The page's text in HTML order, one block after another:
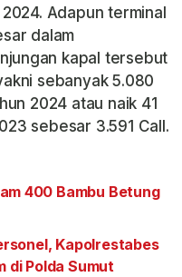
Adapun terminal
dalam
kapal tersebut
sebanyak 5.080
2024 atau naik 41
sebesar 3.591 Call.
400 Bambu Betung
Kapolrestabes
di Polda Sumut